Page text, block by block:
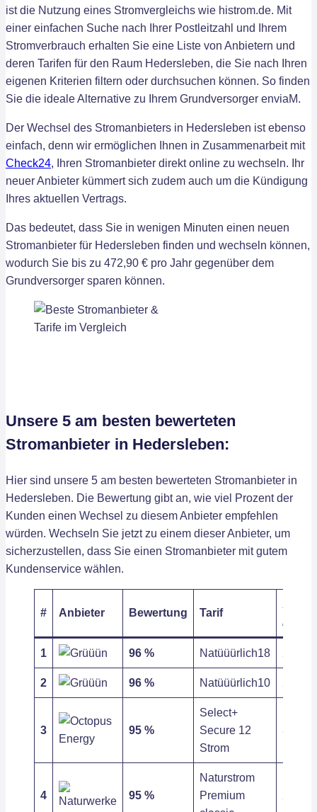
ist die Nutzung eines Stromvergleichs wie histrom.de. Mit
einer einfachen Suche nach Ihrer Postleitzahl und Ihrem
Stromverbrauch erhalten Sie eine Liste von Anbietern und
deren Tarifen für den Raum Hedersleben, die Sie nach Ihren
eigenen Kriterien filtern oder durchsuchen können. So finden
Sie die ideale Alternative zu Ihrem Grundversorger enviaM.
Der Wechsel des Stromanbieters in Hedersleben ist ebenso
einfach, denn wir ermöglichen Ihnen in Zusammenarbeit mit
Check24, Ihren Stromanbieter direkt online zu wechseln. Ihr
neuer Anbieter kümmert sich zudem auch um die Kündigung
Ihres aktuellen Vertrags.
Das bedeutet, dass Sie in wenigen Minuten einen neuen
Stromanbieter für Hedersleben finden und wechseln können,
wodurch Sie bis zu 472,90 € pro Jahr gegenüber dem
Grundversorger sparen können.
Unsere 5 am besten bewerteten
Stromanbieter in Hedersleben:
Hier sind unsere 5 am besten bewerteten Stromanbieter in
Hedersleben. Die Bewertung gibt an, wie viel Prozent der
Kunden einen Wechsel zu diesem Anbieter empfehlen
würden. Wechseln Sie jetzt zu einem dieser Anbieter, um
sicherzustellen, dass Sie einen Stromanbieter mit gutem
Kundenservice wählen.
# Anbieter Bewertung Tarif
/ kWh
1 96 % Natüüürlich18
2 96 % Natüüürlich10
3 95 %
Select+
Secure 12
Strom
31,72
4 95 %
Naturstrom
Premium